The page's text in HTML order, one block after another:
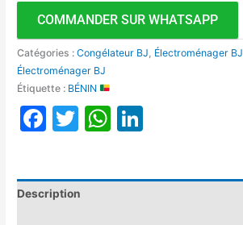
COMMANDER SUR WHATSAPP
Catégories :Congélateur BJ Électroménager BJ
Électroménager BJ
Étiquette : BÉNIN
Facebook
TwitterWhatsApp
Description